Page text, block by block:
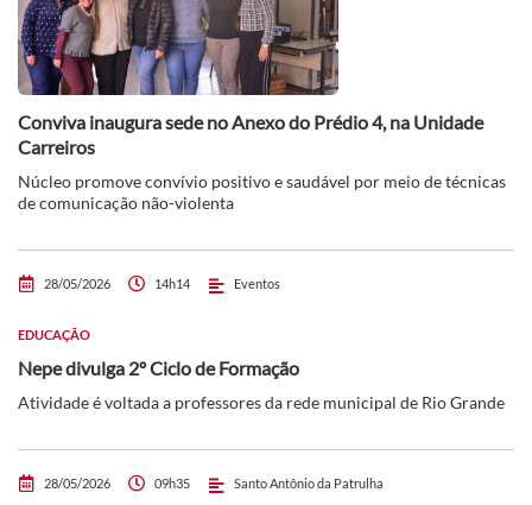
Conviva inaugura sede no Anexo do Prédio 4, na Unidade
Carreiros
Núcleo promove convívio positivo e saudável por meio de técnicas
de comunicação não-violenta
28/05/2026 14h14 Eventos
EDUCAÇÃO
Nepe divulga 2º Ciclo de Formação
Atividade é voltada a professores da rede municipal de Rio Grande
28/05/2026 09h35 Santo Antônio da Patrulha